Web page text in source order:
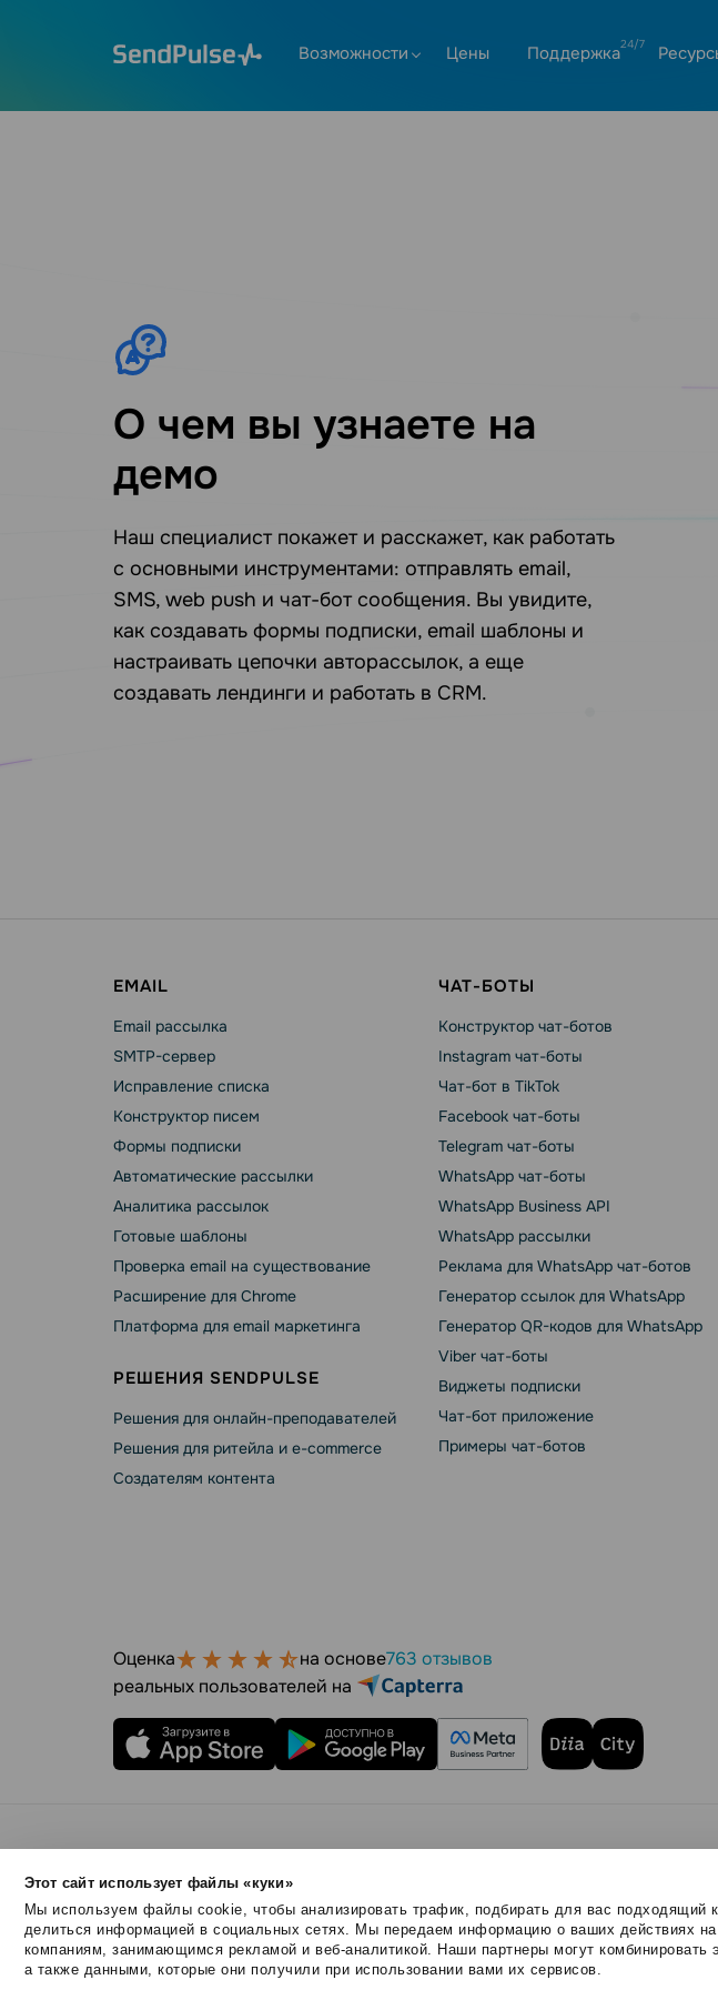
Этот сайт использует файлы «куки»
Мы используем файлы cookie, чтобы анализировать трафик, подбирать для вас подходящий
делиться информацией в социальных сетях. Мы передаем информацию о ваших действиях
компаниям, занимающимся рекламой и веб-аналитикой. Наши партнеры могут
а также данными, которые они получили при использовании вами их сервисов.
Возможности Цены Поддержка
О чем вы узнаете на
демо
Наш специалист покажет и расскажет, как работать
с основными инструментами: отправлять email,
SMS, web push и чат-бот сообщения. Вы увидите,
как создавать формы подписки, email шаблоны и
настраивать цепочки авторассылок, а еще
создавать лендинги и работать в СRM.
EMAIL
Email рассылка
SMTP-сервер
Исправление списка
Конструктор писем
Формы подписки
Автоматические рассылки
Аналитика рассылок
Готовые шаблоны
Проверка email на существование
Расширение для Chrome
Платформа для email маркетинга
РЕШЕНИЯ SENDPULSE
Решения для онлайн-преподавателей
Решения для ритейла и e-commerce
Создателям контента
ЧАТ-БОТЫ
Конструктор чат-ботов
Instagram чат-боты
Чат-бот в TikTok
Facebook чат-боты
Telegram чат-боты
WhatsApp чат-боты
WhatsApp Business API
WhatsApp рассылки
Реклама для WhatsApp чат-ботов
Генератор ссылок для WhatsApp
Генератор QR-кодов для WhatsApp
Viber чат-боты
Виджеты подписки
Чат-бот приложение
Примеры чат-ботов
Оценка на основе763 отзывов
реальных пользователей на
© 2015 - 2026. ООО «СендПульс». Все права защищены.